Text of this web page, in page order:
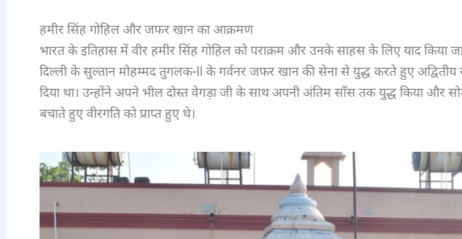
हमीर सिंह गोहिल और जफर खान का आक्रमण
भारत के इतिहास में वीर हमीर सिंह गोहिल को पराक्रम और उनके साहस के लिए याद किया
दिल्ली के सुल्तान मोहम्मद तुगलक-II के गर्वनर जफर खान की सेना से युद्ध करते हुए अद्वितीय
दिया था। उन्होंने अपने भील दोस्त वेगड़ा जी के साथ अपनी अंतिम साँस तक युद्ध किया और
बचाते हुए वीरगति को प्राप्त हुए थे।